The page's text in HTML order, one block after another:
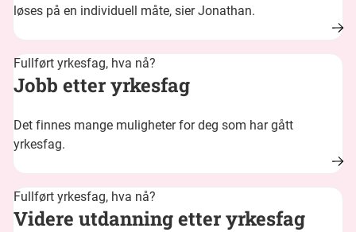
løses på en individuell måte, sier Jonathan.
Fullført yrkesfag, hva nå?
Jobb etter yrkesfag
Det finnes mange muligheter for deg som har gått
yrkesfag.
Fullført yrkesfag, hva nå?
Videre utdanning etter yrkesfag